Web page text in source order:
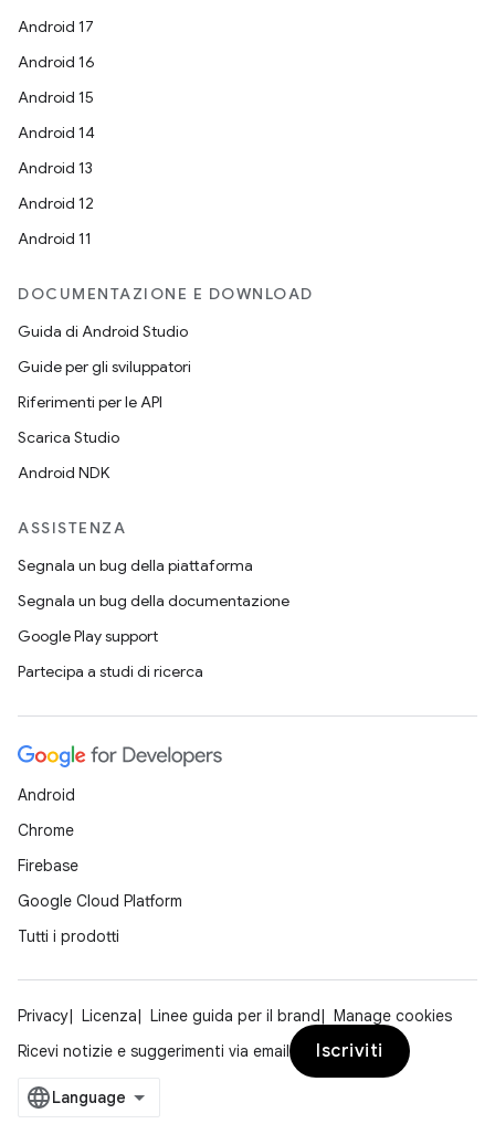
Android 17
Android 16
Android 15
Android 14
Android 13
Android 12
Android 11
DOCUMENTAZIONE E DOWNLOAD
Guida di Android Studio
Guide per gli sviluppatori
Riferimenti per le API
Scarica Studio
Android NDK
ASSISTENZA
Segnala un bug della piattaforma
Segnala un bug della documentazione
Google Play support
Partecipa a studi di ricerca
Android
Chrome
Firebase
Google Cloud Platform
Tutti i prodotti
Privacy Licenza Linee guida per il brand
Manage cookies
Ricevi notizie e suggerimenti via email
Iscriviti